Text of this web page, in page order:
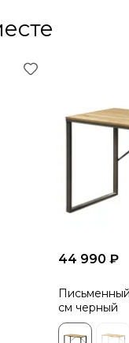
44 990 ₽
см черный